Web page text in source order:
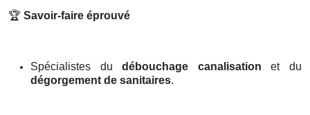
🏆 Savoir-faire éprouvé
Spécialistes dudébouchage canalisation et du
dégorgement de sanitaires.